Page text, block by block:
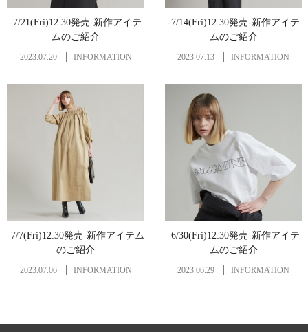
-7/21(Fri)12:30発売-新作アイテ
ムのご紹介
2023.07.20 INFORMATION
-7/14(Fri)12:30発売-新作アイテ
ムのご紹介
2023.07.13 INFORMATION
-7/7(Fri)12:30発売-新作アイテム
のご紹介
2023.07.06 INFORMATION
-6/30(Fri)12:30発売-新作アイテ
ムのご紹介
2023.06.29 INFORMATION